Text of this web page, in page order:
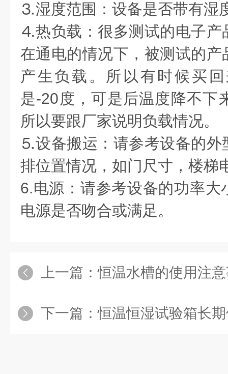
⒊湿度范围：设备是否带
⒋热负载：很多测试的电子产
在通电的情况下，被测试的
产生负载。所以有时候买
是-20度，可是后温度降不下
所以要跟厂家说明负载情况
⒌设备搬运：请参考设备的外
排位置情况，如门尺寸，
6.电源：请参考设备的功率大
电源是否吻合或满足。
上一篇：恒温水槽的使用注
下一篇：恒温恒湿试验箱长